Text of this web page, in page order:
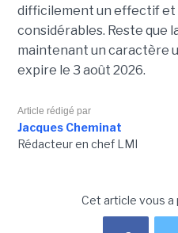
difficilement un effectif et
considérables. Reste que
maintenant un caractère
expire le 3 août 2026.
Article rédigé par
Jacques Cheminat
Rédacteur en chef LMI
Cet article vous a